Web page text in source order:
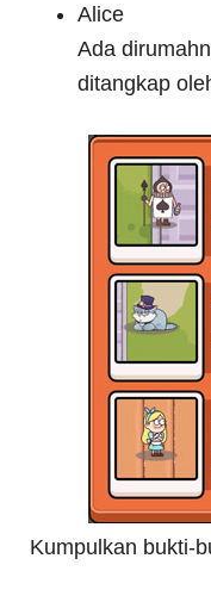
Alice
Ada
ditangkap
Kumpulkan bukti-